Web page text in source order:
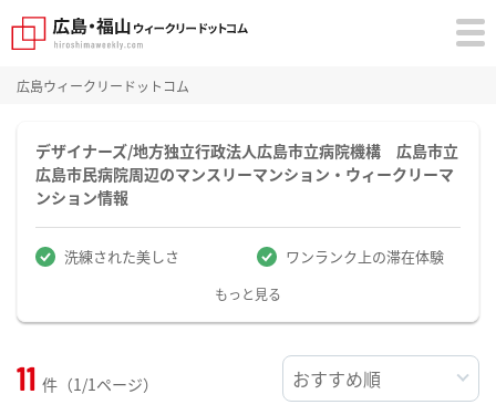
広島ウィークリードットコム
デザイナーズ/地方独立行政法人広島市立病院機構 広島市立
広島市民病院周辺のマンスリーマンション・ウィークリーマ
ンション情報
洗練された美しさ ワンランク上の滞在体験
もっと見る
11 件（1/1ページ）